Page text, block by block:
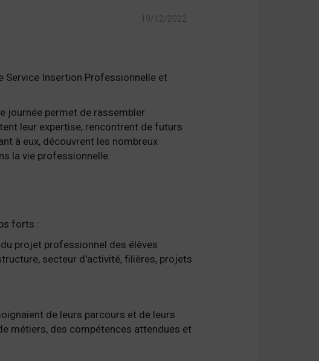
19/12/2022
Service Insertion Professionnelle et
journée permet de rassembler
leur expertise, rencontrent de futurs
à eux, découvrent les nombreux
la vie professionnelle.
forts :
projet professionnel des élèves
secteur d'activité, filières, projets
de leurs parcours et de leurs
métiers, des compétences attendues et